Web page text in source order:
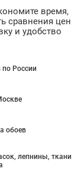
время,
сравнения цен
и удобство
по России
обоев
лепнины, ткани